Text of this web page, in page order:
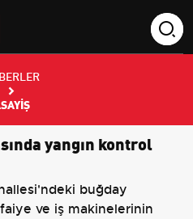
yangın kontrol
buğday
ve iş makinelerinin